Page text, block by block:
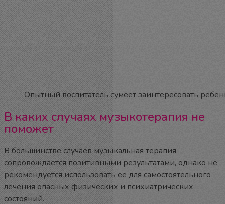
Опытный воспитатель сумеет заинтересовать
В каких случаях музыкотерапия не
поможет
В большинстве случаев музыкальная терапия
сопровождается позитивными результатами, однако не
рекомендуется использовать ее для самостоятельного
лечения опасных физических и психиатрических
состояний.